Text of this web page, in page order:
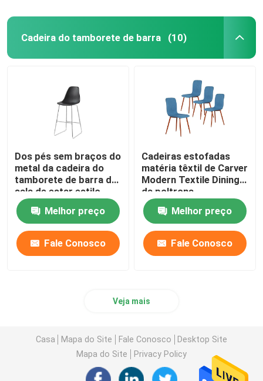
Cadeira do tamborete de barra (10)
Dos pés sem braços do
metal da cadeira do
tamborete de barra da
sala de estar estilo
luxuoso claro
Melhor preço
Fale Conosco
Cadeiras estofadas
matéria têxtil de Carver
Modern Textile Dining
da poltrona
Melhor preço
Fale Conosco
Veja mais
Casa Mapa do Site Fale Conosco
Desktop Site
Mapa do Site
Privacy Policy